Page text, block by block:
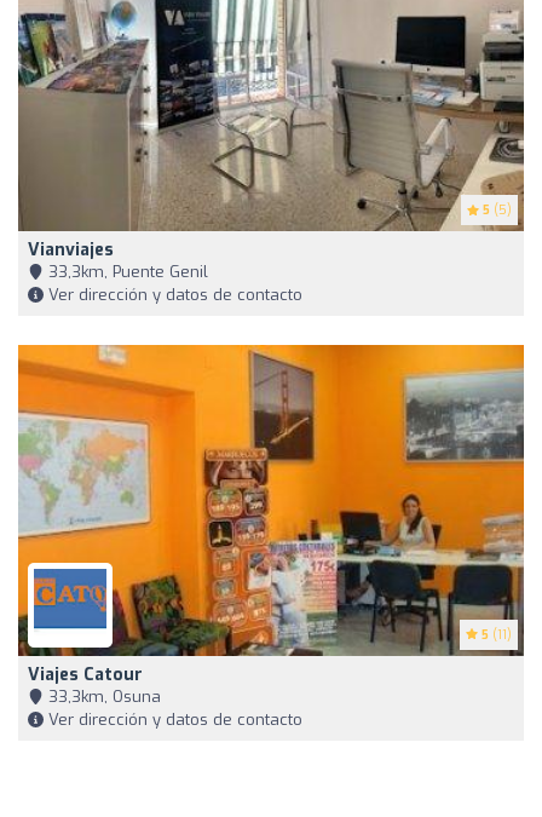
5 (5)
Vianviajes
33,3km, Puente Genil
Ver dirección y datos de contacto
5 (11)
Viajes Catour
33,3km, Osuna
Ver dirección y datos de contacto